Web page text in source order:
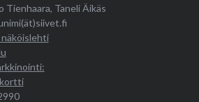
Tienhaara, Taneli Äikäs